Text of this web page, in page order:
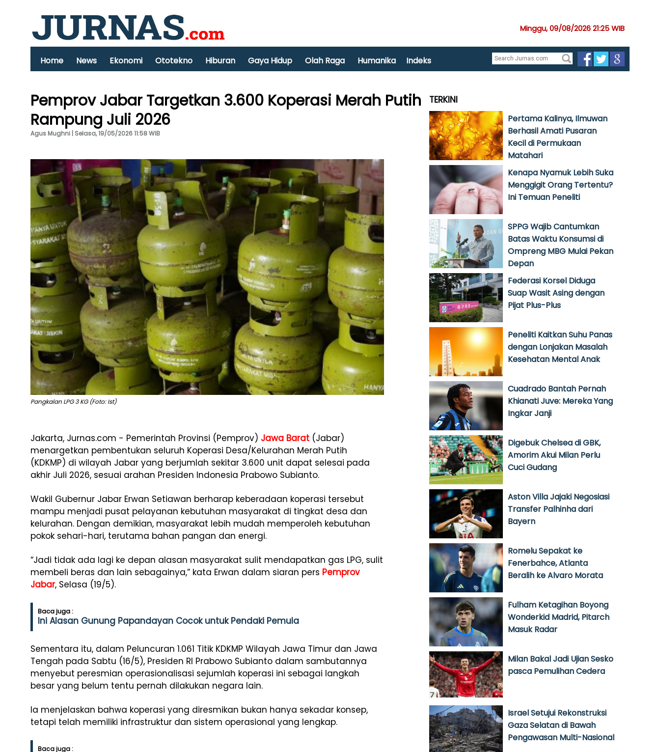
Minggu, 09/08/2026 21:25 WIB
Home News Ekonomi Ototekno Hiburan Gaya Hidup Olah Raga Humanika Indeks
Pemprov Jabar Targetkan 3.600 Koperasi Merah Putih
Rampung Juli 2026
Agus Mughni | Selasa, 19/05/2026 11:58 WIB
Pangkalan LPG 3 KG (Foto: Ist)
Jakarta, Jurnas.com - Pemerintah Provinsi (Pemprov) Jawa Barat (Jabar)
menargetkan pembentukan seluruh Koperasi Desa/Kelurahan Merah Putih
(KDKMP) di wilayah Jabar yang berjumlah sekitar 3.600 unit dapat selesai pada
akhir Juli 2026, sesuai arahan Presiden Indonesia Prabowo Subianto.
Wakil Gubernur Jabar Erwan Setiawan berharap keberadaan koperasi tersebut
mampu menjadi pusat pelayanan kebutuhan masyarakat di tingkat desa dan
kelurahan. Dengan demikian, masyarakat lebih mudah memperoleh kebutuhan
pokok sehari-hari, terutama bahan pangan dan energi.
“Jadi tidak ada lagi ke depan alasan masyarakat sulit mendapatkan gas LPG, sulit
membeli beras dan lain sebagainya,” kata Erwan dalam siaran pers Pemprov
Jabar, Selasa (19/5).
Baca juga :
Ini Alasan Gunung Papandayan Cocok untuk Pendaki Pemula
Sementara itu, dalam Peluncuran 1.061 Titik KDKMP Wilayah Jawa Timur dan Jawa
Tengah pada Sabtu (16/5), Presiden RI Prabowo Subianto dalam sambutannya
menyebut peresmian operasionalisasi sejumlah koperasi ini sebagai langkah
besar yang belum tentu pernah dilakukan negara lain.
Ia menjelaskan bahwa koperasi yang diresmikan bukan hanya sekadar konsep,
tetapi telah memiliki infrastruktur dan sistem operasional yang lengkap.
Baca juga :
TERKINI
Pertama Kalinya, Ilmuwan
Berhasil Amati Pusaran
Kecil di Permukaan
Matahari
Kenapa Nyamuk Lebih Suka
Menggigit Orang Tertentu?
Ini Temuan Peneliti
SPPG Wajib Cantumkan
Batas Waktu Konsumsi di
Ompreng MBG Mulai Pekan
Depan
Federasi Korsel Diduga
Suap Wasit Asing dengan
Pijat Plus-Plus
Peneliti Kaitkan Suhu Panas
dengan Lonjakan Masalah
Kesehatan Mental Anak
Cuadrado Bantah Pernah
Khianati Juve: Mereka Yang
Ingkar Janji
Digebuk Chelsea di GBK,
Amorim Akui Milan Perlu
Cuci Gudang
Aston Villa Jajaki Negosiasi
Transfer Palhinha dari
Bayern
Romelu Sepakat ke
Fenerbahce, Atlanta
Beralih ke Alvaro Morata
Fulham Ketagihan Boyong
Wonderkid Madrid, Pitarch
Masuk Radar
Milan Bakal Jadi Ujian Sesko
pasca Pemulihan Cedera
Israel Setujui Rekonstruksi
Gaza Selatan di Bawah
Pengawasan Multi-Nasional